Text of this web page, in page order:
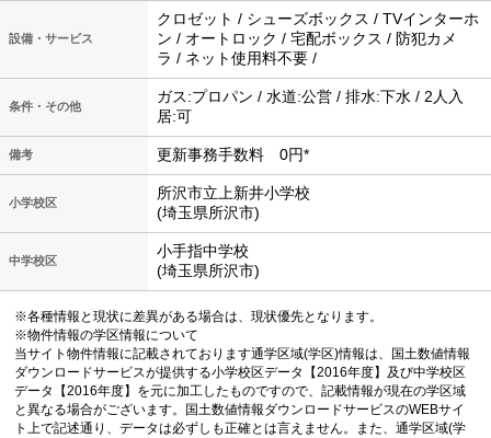
設備・サービス
クロゼット / シューズボックス / TVインターホ
ン / オートロック / 宅配ボックス / 防犯カメ
ラ / ネット使用料不要 /
条件・その他
ガス:プロパン / 水道:公営 / 排水:下水 / 2人入
居:可
備考 更新事務手数料 0円*
小学校区
所沢市立上新井小学校
(埼玉県所沢市)
中学校区
小手指中学校
(埼玉県所沢市)
※各種情報と現状に差異がある場合は、現状優先となります。
※物件情報の学区情報について
当サイト物件情報に記載されております通学区域(学区)情報は、国土数値情報
ダウンロードサービスが提供する小学校区データ【2016年度】及び中学校区
データ【2016年度】を元に加工したものですので、記載情報が現在の学区域
と異なる場合がございます。国土数値情報ダウンロードサービスのWEBサイ
ト上で記述通り、データは必ずしも正確とは言えません。また、通学区域(学